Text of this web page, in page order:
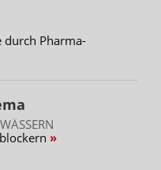
durch Pharma-